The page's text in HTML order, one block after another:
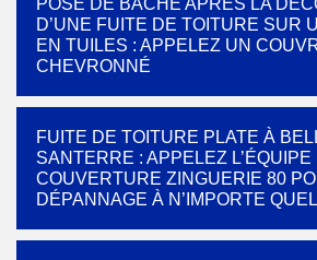
POSE DE BÂCHE APRÈS LA
D’UNE FUITE DE TOITURE SUR
EN TUILES : APPELEZ UN
CHEVRONNÉ
FUITE DE TOITURE PLATE À
SANTERRE : APPELEZ L’ÉQUIPE
COUVERTURE ZINGUERIE 80
DÉPANNAGE À N’IMPORTE